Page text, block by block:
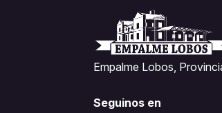
Empalme Lobos,
Seguinos en